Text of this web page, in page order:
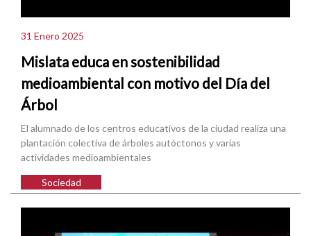
31 Enero 2025
Mislata educa en sostenibilidad
medioambiental con motivo del Día del
Árbol
El alumnado de los centros educativos de la ciudad realiza una
plantación colectiva de árboles autóctonos y varias
actividades medioambientales
Sociedad